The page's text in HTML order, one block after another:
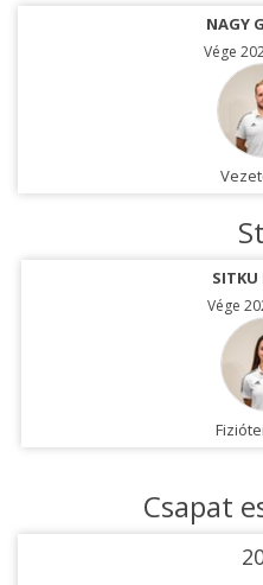
NAGY
Vége
SITKU
Vége
Csapat